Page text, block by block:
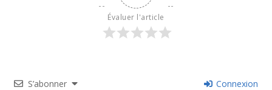
Évaluer l'article
S’abonner Connexion